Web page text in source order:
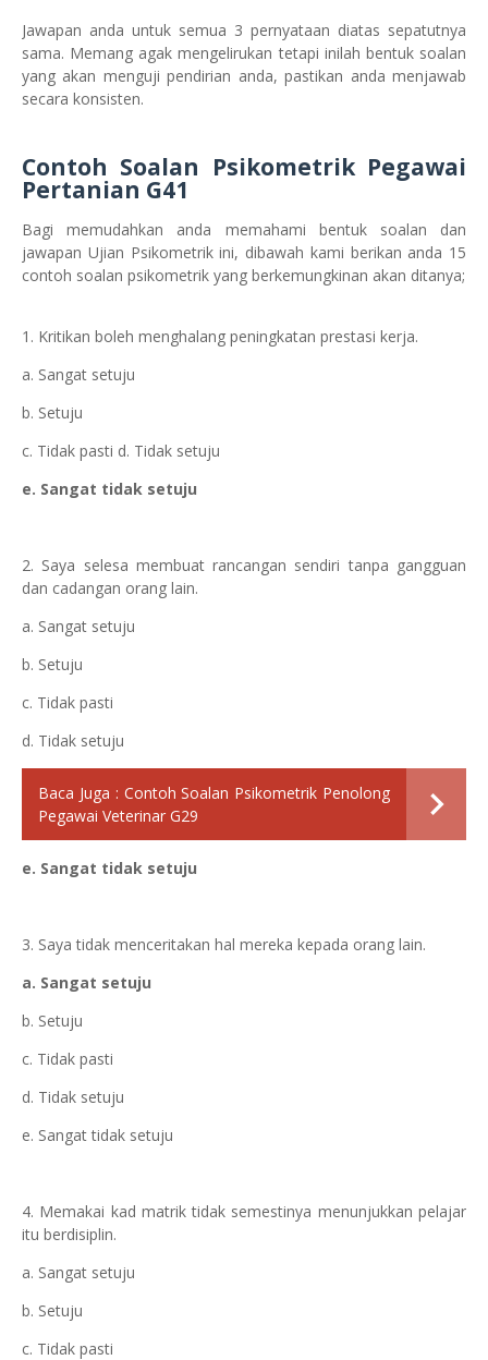
Jawapan anda untuk semua 3 pernyataan diatas sepatutnya
sama. Memang agak mengelirukan tetapi inilah bentuk soalan
yang akan menguji pendirian anda, pastikan anda menjawab
secara konsisten.
Contoh Soalan Psikometrik Pegawai
Pertanian G41
Bagi memudahkan anda memahami bentuk soalan dan
jawapan Ujian Psikometrik ini, dibawah kami berikan anda 15
contoh soalan psikometrik yang berkemungkinan akan ditanya;
1. Kritikan boleh menghalang peningkatan prestasi kerja.
a. Sangat setuju
b. Setuju
c. Tidak pasti d. Tidak setuju
e. Sangat tidak setuju
2. Saya selesa membuat rancangan sendiri tanpa gangguan
dan cadangan orang lain.
a. Sangat setuju
b. Setuju
c. Tidak pasti
d. Tidak setuju
Baca Juga : Contoh Soalan Psikometrik Penolong
Pegawai Veterinar G29
e. Sangat tidak setuju
3. Saya tidak menceritakan hal mereka kepada orang lain.
a. Sangat setuju
b. Setuju
c. Tidak pasti
d. Tidak setuju
e. Sangat tidak setuju
4. Memakai kad matrik tidak semestinya menunjukkan pelajar
itu berdisiplin.
a. Sangat setuju
b. Setuju
c. Tidak pasti